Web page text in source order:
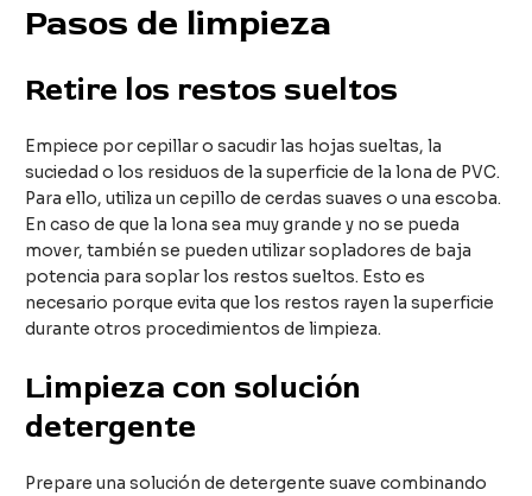
Pasos de limpieza
Retire los restos sueltos
Empiece por cepillar o sacudir las hojas sueltas, la
suciedad o los residuos de la superficie de la lona de PVC.
Para ello, utiliza un cepillo de cerdas suaves o una escoba.
En caso de que la lona sea muy grande y no se pueda
mover, también se pueden utilizar sopladores de baja
potencia para soplar los restos sueltos. Esto es
necesario porque evita que los restos rayen la superficie
durante otros procedimientos de limpieza.
Limpieza con solución
detergente
Prepare una solución de detergente suave combinando